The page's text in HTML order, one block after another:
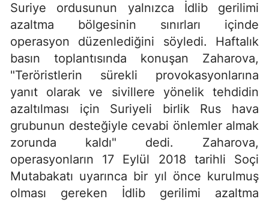
Suriye ordusunun yalnızca İdlib gerilimi
azaltma bölgesinin sınırları içinde
operasyon düzenlediğini söyledi. Haftalık
basın toplantısında konuşan Zaharova,
"Teröristlerin sürekli provokasyonlarına
yanıt olarak ve sivillere yönelik tehdidin
azaltılması için Suriyeli birlik Rus hava
grubunun desteğiyle cevabi önlemler almak
zorunda kaldı" dedi. Zaharova,
operasyonların 17 Eylül 2018 tarihli Soçi
Mutabakatı uyarınca bir yıl önce kurulmuş
olması gereken İdlib gerilimi azaltma